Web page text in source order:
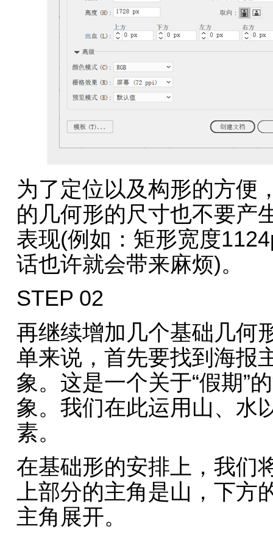
为了定位以及构形的方便
的几何形的尺寸也不要产
表现(例如：矩形宽度
话也许就会带来麻烦)。
STEP 02
再继续增加几个基础几何
单来说，首先要找到海报
象。这是一个关于“假期”
象。我们在此运用山、水
素。
在基础形的安排上，我们
上部分的主角是山，下方
主角展开。